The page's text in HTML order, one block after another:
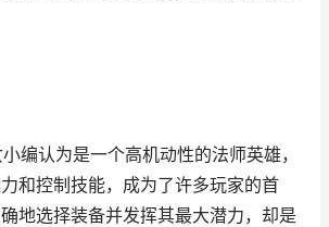
编认为是一个高机动性的法师英雄，
和控制技能，成为了许多玩家的首
地选择装备并发挥其最大潜力，却是